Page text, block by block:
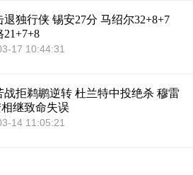
退独行侠 锡安27分 马绍尔32+8+7
21+7+8
17 10:44:31
战拒鹈鹕逆转 杜兰特中投绝杀 穆雷
继致命失误
14 11:05:21